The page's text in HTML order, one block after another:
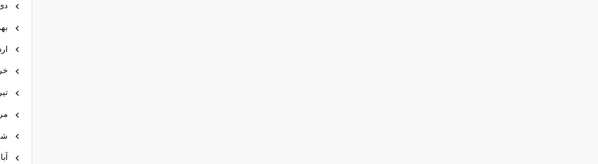
دی
تیر ۱۴۰۱